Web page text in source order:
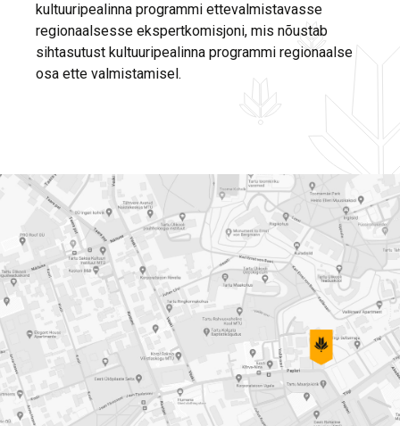
kultuuripealinna programmi ettevalmistavasse
regionaalsesse ekspertkomisjoni, mis nõustab
sihtasutust kultuuripealinna programmi regionaalse
osa ette valmistamisel.